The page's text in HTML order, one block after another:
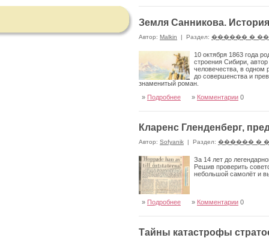
Земля Санникова.
Автор: Malkin | Раздел: ������ �
10 октября 1863 года
строения Сибири,
человечества, в одном
до совершенства и
знаменитый роман.
» Подробнее » Комментарии 0
Кларенс Гленденберг,
Автор: Sofyanik | Раздел: ������ �
За 14 лет до
Решив проверить
небольшой самолёт и
» Подробнее » Комментарии 0
Тайны катастрофы